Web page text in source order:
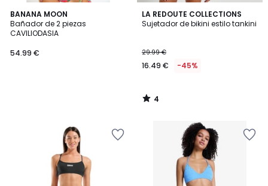
BANANA MOON
Bañador de 2 piezas
CAVILIODASIA
54.99 €
LA REDOUTE COLLECTIONS
Sujetador de bikini estilo tankini
29.99 €
16.49 € -45%
4
/
4
/